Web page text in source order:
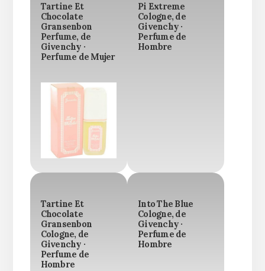
Tartine Et
Chocolate
Gransenbon
Perfume, de
Givenchy ·
Perfume de Mujer
Pi Extreme
Cologne, de
Givenchy ·
Perfume de
Hombre
Tartine Et
Chocolate
Gransenbon
Cologne, de
Givenchy ·
Perfume de
Hombre
Into The Blue
Cologne, de
Givenchy ·
Perfume de
Hombre